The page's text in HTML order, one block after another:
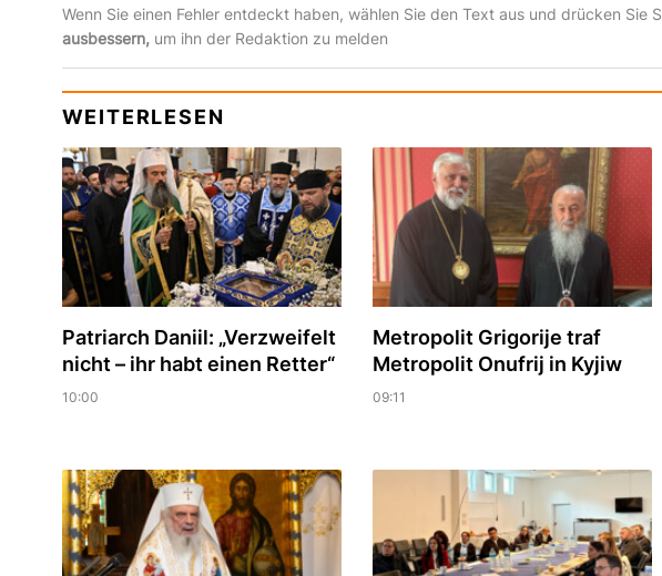
Wenn Sie einen Fehler entdeckt haben, wählen Sie den Text aus und drücken Sie
ausbessern,um ihn der Redaktion zu melden
WEITERLESEN
Patriarch Daniil: „Verzweifelt
nicht – ihr habt einen Retter“
10:00
Metropolit Grigorije traf
Metropolit Onufrij in Kyjiw
09:11